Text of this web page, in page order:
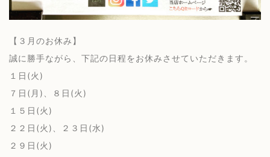
【３月のお休み】
誠に勝手ながら、下記の日程をお休みさせていただきます。
１日(火)
７日(月)、８日(火)
１５日(火)
２２日(火)、２３日(水)
２９日(火)